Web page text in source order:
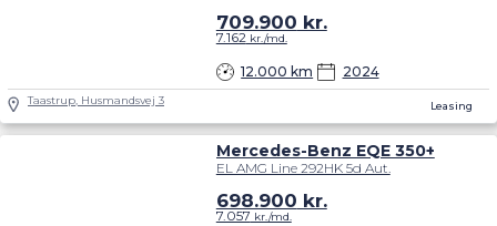
Leasing
12.000 km 2024
709.900 kr.
7.162kr./md.
Taastrup, Husmandsvej 3
Mercedes-Benz EQE 350+
EL AMG Line 292HK 5d Aut.
698.900 kr.
7.057 kr./md.